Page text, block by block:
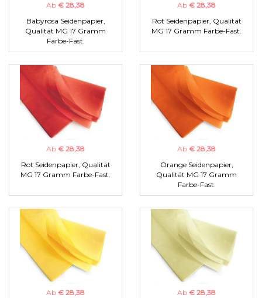
Ab € 28,38
Babyrosa Seidenpapier,
Qualität MG 17 Gramm
Farbe-Fast.
Ab € 28,38
Rot Seidenpapier, Qualität
MG 17 Gramm Farbe-Fast.
Ab € 28,38
Rot Seidenpapier, Qualität
MG 17 Gramm Farbe-Fast.
Ab € 28,38
Orange Seidenpapier,
Qualität MG 17 Gramm
Farbe-Fast.
Ab € 28,38
Ab € 28,38